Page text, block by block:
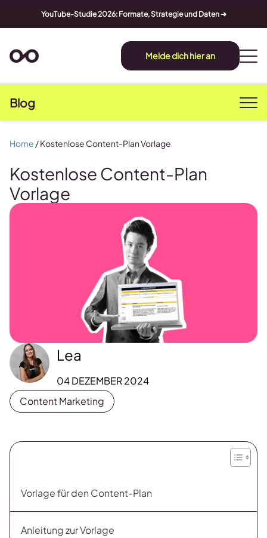
YouTube-Studie 2026: Formate, Strategie und Daten ➔
Melde dich hier an
Blog
Kostenlose Content-Plan
Vorlage
Lea
04 DEZEMBER 2024
Content Marketing
Home /Kostenlose Content-Plan Vorlage
Vorlage für den Content-Plan
Anleitung zur Vorlage